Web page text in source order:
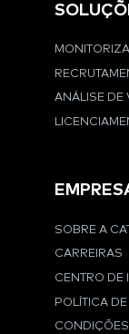
ANÁLISE DE
SOBRE A
CARREIRAS
CENTRO DE
POLÍTICA